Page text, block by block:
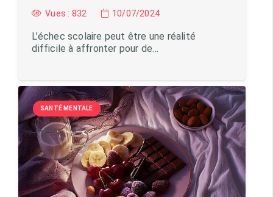
Vues : 832 10/07/2024
L’échec scolaire peut être une réalité
difficile à affronter pour de…
SANTÉ MENTALE